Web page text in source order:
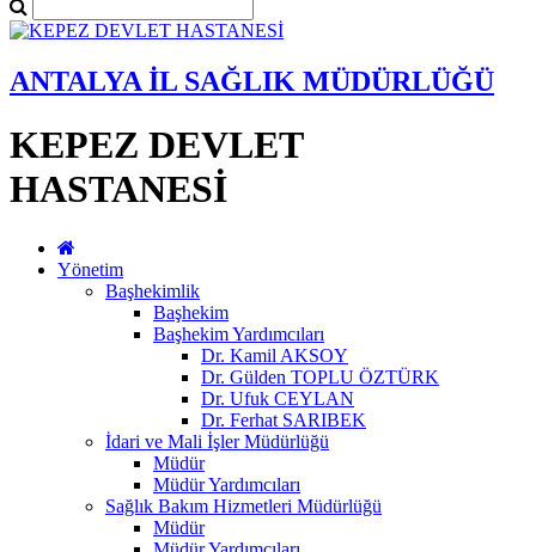
ANTALYA İL SAĞLIK MÜDÜRLÜĞÜ
KEPEZ DEVLET
HASTANESİ
Yönetim
Başhekimlik
Başhekim
Başhekim Yardımcıları
Dr. Kamil AKSOY
Dr. Gülden TOPLU ÖZTÜRK
Dr. Ufuk CEYLAN
Dr. Ferhat SARIBEK
İdari ve Mali İşler Müdürlüğü
Müdür
Müdür Yardımcıları
Sağlık Bakım Hizmetleri Müdürlüğü
Müdür